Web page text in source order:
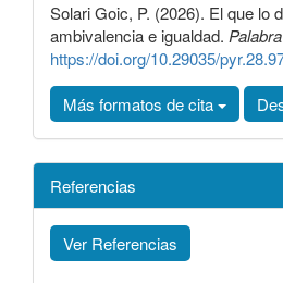
Solari Goic, P. (2026). El que lo
ambivalencia e igualdad.
https://doi.org/10.29035/
Más formatos de cita
Referencias
Ver Referencias